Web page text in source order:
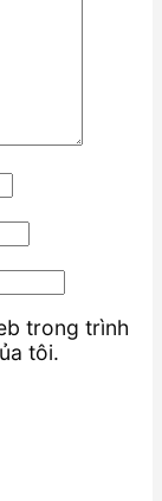
trong trình
tôi.